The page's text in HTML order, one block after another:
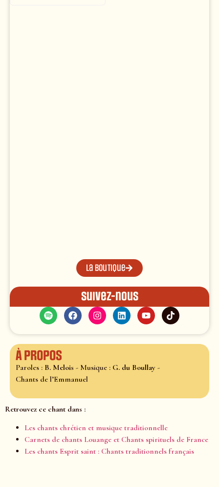
La boutique
Suivez-nous
À propos
Paroles : B. Melois - Musique : G. du Boullay -
Chants de l’Emmanuel
Retrouvez ce chant dans :
Les chants chrétien et musique traditionnelle
Carnets de chants Louange et Chants spirituels de France
Les chants Esprit saint : Chants traditionnels français